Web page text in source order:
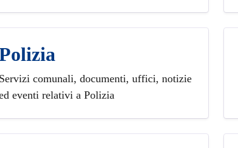
Servizi comunali, documenti, uffici, notizie
eventi relativi a Polizia